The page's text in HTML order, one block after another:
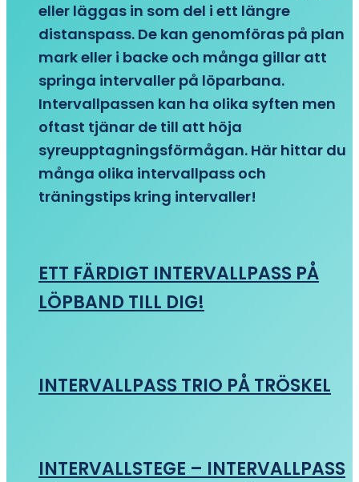
eller läggas in som del i ett längre
distanspass. De kan genomföras på plan
mark eller i backe och många gillar att
springa intervaller på löparbana.
Intervallpassen kan ha olika syften men
oftast tjänar de till att höja
syreupptagningsförmågan. Här hittar du
många olika intervallpass och
träningstips kring intervaller!
ETT FÄRDIGT INTERVALLPASS PÅ
LÖPBAND TILL DIG!
INTERVALLPASS TRIO PÅ TRÖSKEL
INTERVALLSTEGE – INTERVALLPASS